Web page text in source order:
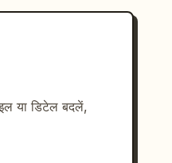
या डिटेल बदलें,